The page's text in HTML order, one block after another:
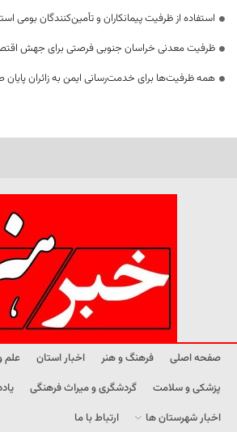
استفاده از ظرفیت پیمانکاران و تأمین‌کنندگان بومی
ظرفیت معدنی خراسان جنوبی فرصتی برای جهش
همه ظرفیت‌ها برای خدمت‌رسانی ایمن به زائران
صفحه اصلی فرهنگ و هنر اخبار استان علم
پزشکی و سلامت
گردشگری و میراث فرهنگی
اخبار شهرستان ها
ارتباط با ما